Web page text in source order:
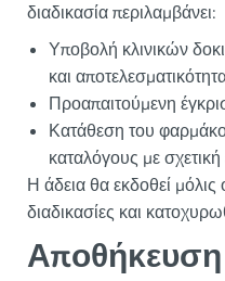
διαδικασία περιλαμβάνει:
Υποβολή κλινικών
και
Προαπαιτούμενη
Κατάθεση του
καταλόγους με
Η άδεια θα εκδοθεί
διαδικασίες και
Αποθήκευση